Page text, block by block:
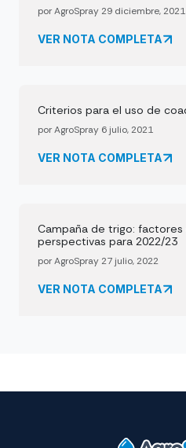
por AgroSpray 29 diciembre, 2021
VER NOTA COMPLETA
Criterios para el uso de
por AgroSpray 6 julio, 2021
VER NOTA COMPLETA
Campaña de trigo:
perspectivas para 2022/23
por AgroSpray 27 julio, 2022
VER NOTA COMPLETA